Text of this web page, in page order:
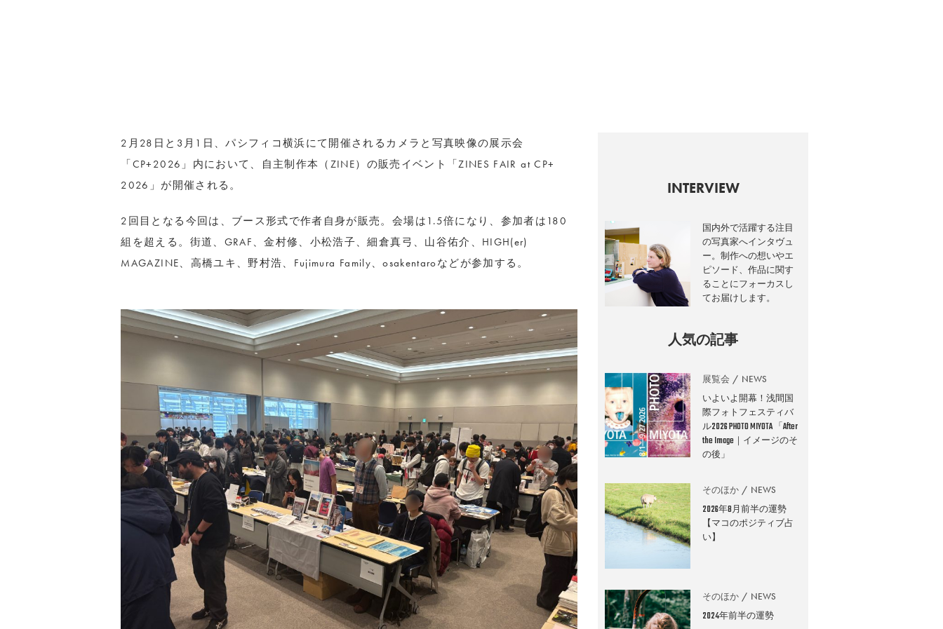
2月28日と3月1日、パシフィコ横浜にて開催されるカメラと写真映像の展示会
「CP+2026」内において、自主制作本（ZINE）の販売イベント「ZINES FAIR at CP+
2026」が開催される。
2回目となる今回は、ブース形式で作者自身が販売。会場は1.5倍になり、参加者は180
組を超える。街道、GRAF、⾦村修、⼩松浩⼦、細倉真⼸、⼭⾕佑介、HIGH(er)
MAGAZINE、⾼橋ユキ、野村浩、Fujimura Family、osakentaroなどが参加する。
INTERVIEW
国内外で活躍する注目
の写真家へインタヴュ
ー。制作への想いやエ
ピソード、作品に関す
ることにフォーカスし
てお届けします。
人気の記事
展覧会 NEWS
いよいよ開幕！浅間国
際フォトフェスティバ
ル2026 PHOTO MIYOTA 「After
the Image｜イメージのそ
の後」
そのほか NEWS
2026年8月前半の運勢
【マコのポジティブ占
い】
そのほか NEWS
2024年前半の運勢